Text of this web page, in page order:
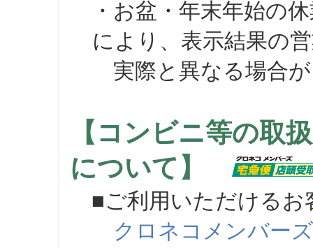
・お盆・年末年始の
により、表示結果の
実際と異なる場合が
【コンビニ等の取
について】
■ご利用いただけるお
クロネコメンバーズ